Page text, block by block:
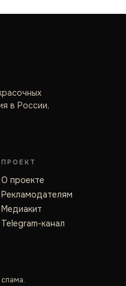
в России,
ПРОЕКТ
О проекте
Рекламодателям
Медиакит
Telegram-канал